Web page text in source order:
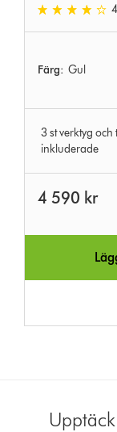
4.3 stjärnor av 5
Färg: Gul
3 st verktyg
inkluderade
4 590 kr